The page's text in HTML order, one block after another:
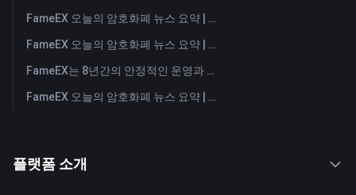
FameEX 오늘의 암호화폐 뉴스 요약 | 2026년 7월 30일
FameEX 오늘의 암호화폐 뉴스 요약 | 2026년 7월 29일
FameEX는 8년간의 안정적인 운영과 글로벌 성장을 통해 사용자 신뢰를 더욱 강화했습니다
FameEX 오늘의 암호화폐 뉴스 요약 | 2026년 7월 28일
플랫폼 소개